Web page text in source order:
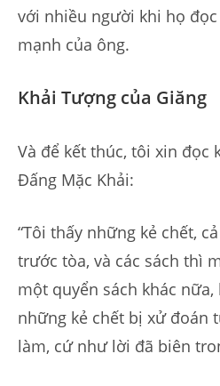
với nhiều người khi họ
mạnh của ông.
Khải Tượng của Giăng
Và để kết thúc, tôi xin đọc
Đấng Mặc Khải:
“Tôi thấy những kẻ chết,
trước tòa, và các sách thì
một quyển sách khác nữa,
những kẻ chết bị xử đoán
làm, cứ như lời đã biên